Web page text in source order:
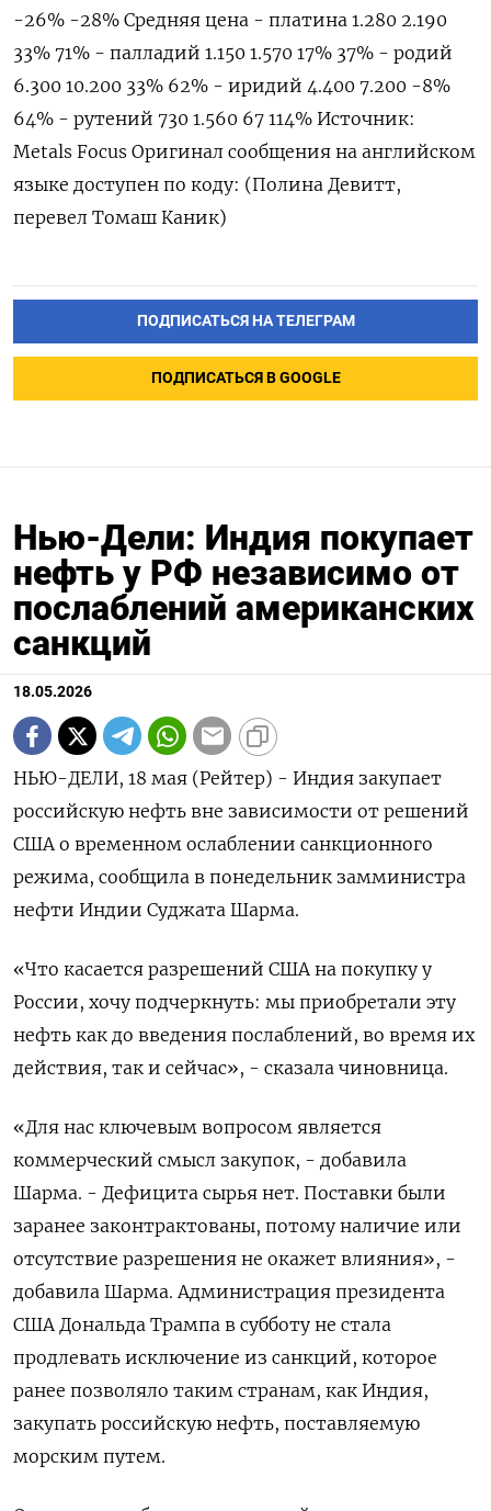
-26% -28% Средняя цена - ‌платина 1.280 2.190
33% 71% - палладий 1.150 1.570 17% 37% - родий
6.300 10.200 33% 62% - иридий 4.400 7.200 -8%
64% - рутений 730 1.560 67 114% Источник:
Metals Focus Оригинал сообщения ​на английском
языке доступен по коду: (Полина ‌Девитт,
перевел Томаш Каник)
ПОДПИСАТЬСЯ НА ТЕЛЕГРАМ
ПОДПИСАТЬСЯ В GOOGLE
Нью-Дели: Индия покупает
нефть у РФ независимо от
послаблений американских
санкций
18.05.2026
НЬЮ-ДЕЛИ, 18 мая (Рейтер) - Индия закупает
российскую нефть вне зависимости от решений
‌США о временном ослаблении санкционного
режима, сообщила в понедельник замминистра
нефти Индии ​Суджата ​Шарма.
«Что ​касается разрешений США ⁠на покупку ‌у
России, хочу подчеркнуть: ‌мы приобретали эту
нефть как до ​введения послаблений, во время ‌их
действия, так и ​сейчас», - сказала чиновница.
«Для нас ключевым ‌вопросом является
коммерческий смысл закупок, - добавила
Шарма. - Дефицита сырья нет. ​Поставки ​были
заранее законтрактованы, ‌потому наличие или
отсутствие разрешения ​не окажет влияния», -
добавила Шарма. Администрация президента
США Дональда Трампа в субботу не стала
продлевать исключение из санкций, которое
ранее ​позволяло таким странам, ⁠как Индия,
закупать российскую нефть, поставляемую
морским ‌путем.